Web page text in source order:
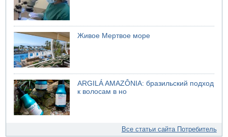
Живое Мертвое море
ARGILÁ AMAZÔNIA: бразильский подход
к волосам в но
Все статьи сайта Потребитель